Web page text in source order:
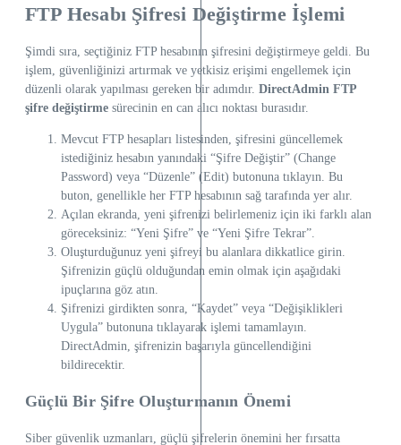
FTP Hesabı Şifresi Değiştirme İşlemi
Şimdi sıra, seçtiğiniz FTP hesabının şifresini değiştirmeye geldi. Bu
işlem, güvenliğinizi artırmak ve yetkisiz erişimi engellemek için
düzenli olarak yapılması gereken bir adımdır. DirectAdmin FTP
şifre değiştirme sürecinin en can alıcı noktası burasıdır.
Mevcut FTP hesapları listesinden, şifresini güncellemek
istediğiniz hesabın yanındaki “Şifre Değiştir” (Change
Password) veya “Düzenle” (Edit) butonuna tıklayın. Bu
buton, genellikle her FTP hesabının sağ tarafında yer alır.
Açılan ekranda, yeni şifrenizi belirlemeniz için iki farklı alan
göreceksiniz: “Yeni Şifre” ve “Yeni Şifre Tekrar”.
Oluşturduğunuz yeni şifreyi bu alanlara dikkatlice girin.
Şifrenizin güçlü olduğundan emin olmak için aşağıdaki
ipuçlarına göz atın.
Şifrenizi girdikten sonra, “Kaydet” veya “Değişiklikleri
Uygula” butonuna tıklayarak işlemi tamamlayın.
DirectAdmin, şifrenizin başarıyla güncellendiğini
bildirecektir.
Güçlü Bir Şifre Oluşturmanın Önemi
Siber güvenlik uzmanları, güçlü şifrelerin önemini her fırsatta